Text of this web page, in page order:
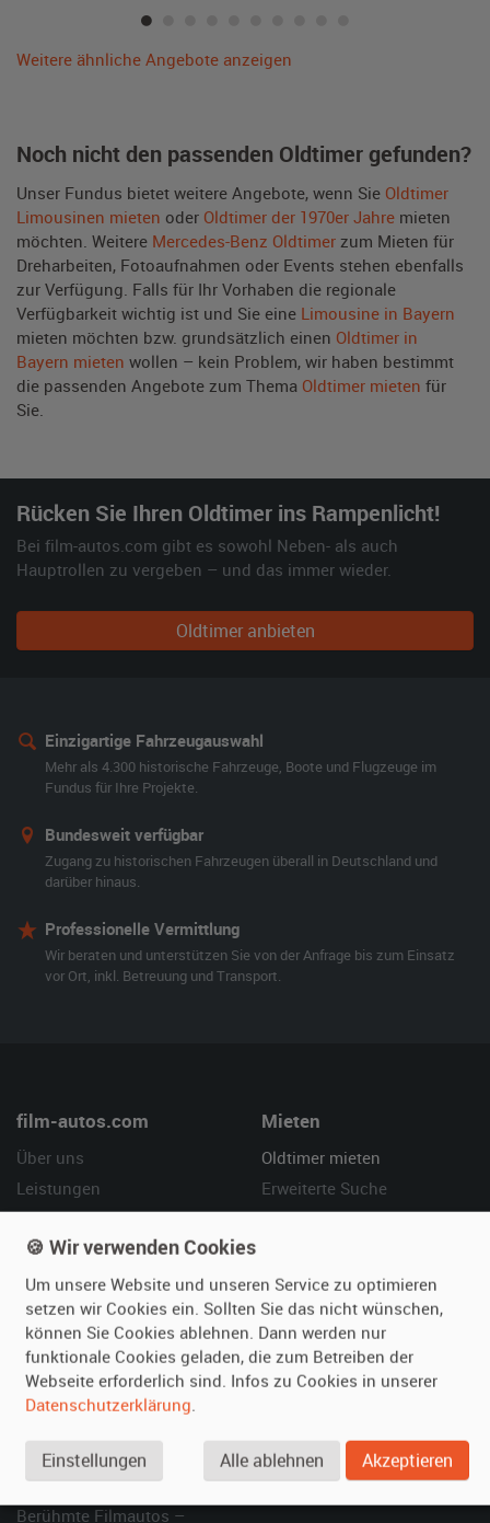
Weitere ähnliche Angebote anzeigen
Noch nicht den passenden Oldtimer gefunden?
Unser Fundus bietet weitere Angebote, wenn Sie Oldtimer
Limousinen mieten oder Oldtimer der 1970er Jahre mieten
möchten. Weitere Mercedes-Benz Oldtimer zum Mieten für
Dreharbeiten, Fotoaufnahmen oder Events stehen ebenfalls
zur Verfügung. Falls für Ihr Vorhaben die regionale
Verfügbarkeit wichtig ist und Sie eine Limousine in Bayern
mieten möchten bzw. grundsätzlich einen Oldtimer in
Bayern mieten wollen – kein Problem, wir haben bestimmt
die passenden Angebote zum Thema Oldtimer mieten für
Sie.
Rücken Sie Ihren Oldtimer ins Rampenlicht!
Bei film-autos.com gibt es sowohl Neben- als auch
Hauptrollen zu vergeben – und das immer wieder.
Oldtimer anbieten
Einzigartige Fahrzeugauswahl
Mehr als 4.300 historische Fahrzeuge, Boote und Flugzeuge im
Fundus für Ihre Projekte.
Bundesweit verfügbar
Zugang zu historischen Fahrzeugen überall in Deutschland und
darüber hinaus.
Professionelle Vermittlung
Wir beraten und unterstützen Sie von der Anfrage bis zum Einsatz
vor Ort, inkl. Betreuung und Transport.
film-autos.com
Über uns
Leistungen
Referenzen
Kundenmeinungen
Mieten
Oldtimer mieten
Erweiterte Suche
Fragen für Mieter
Vermieten
Oldtimer anmelden
Fotos senden
Fragen für Vermieter
Hilfe
Häufige Fragen (FAQ)
So funktioniert's
Berühmte Filmautos –
🍪 Wir verwenden Cookies
Um unsere Website und unseren Service zu optimieren
setzen wir Cookies ein. Sollten Sie das nicht wünschen,
können Sie Cookies ablehnen. Dann werden nur
funktionale Cookies geladen, die zum Betreiben der
Webseite erforderlich sind. Infos zu Cookies in unserer
Datenschutzerklärung.
Einstellungen Alle ablehnen Akzeptieren